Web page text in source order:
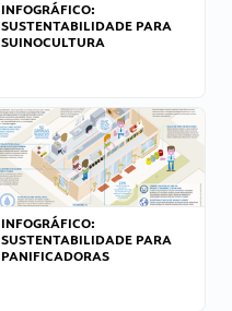
INFOGRÁFICO:
SUSTENTABILIDADE PARA
SUINOCULTURA
INFOGRÁFICO:
SUSTENTABILIDADE PARA
PANIFICADORAS